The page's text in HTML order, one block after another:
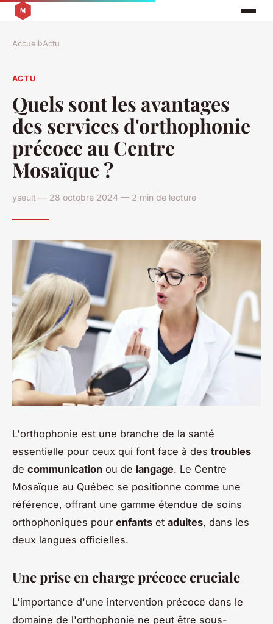
Accueil›Actu
ACTU
Quels sont les avantages
des services d'orthophonie
précoce au Centre
Mosaïque ?
yseult — 28 octobre 2024 — 2 min de lecture
L'orthophonie est une branche de la santé
essentielle pour ceux qui font face à des troubles
de communication ou de langage. Le Centre
Mosaïque au Québec se positionne comme une
référence, offrant une gamme étendue de soins
orthophoniques pour enfants et adultes, dans les
deux langues officielles.
Une prise en charge précoce cruciale
L'importance d'une intervention précoce dans le
domaine de l'orthophonie ne peut être sous-